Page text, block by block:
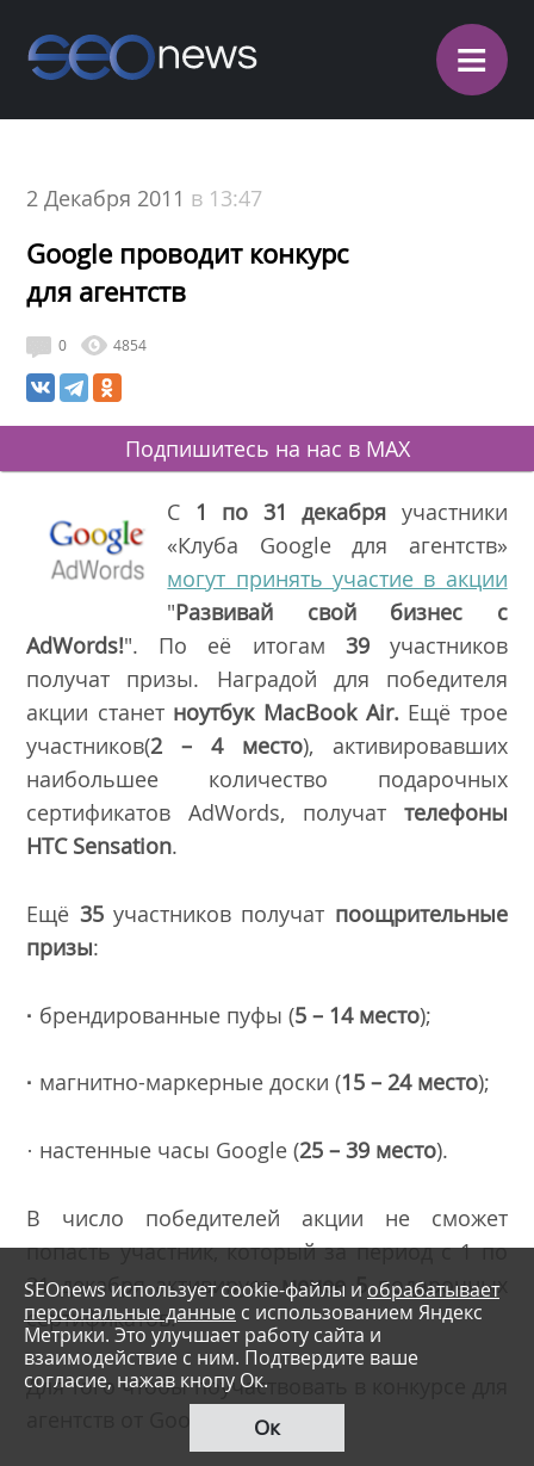
≡
2 Декабря 2011 в 13:47
Google проводит конкурс
для агентств
0 4854
Подпишитесь на нас в MAX
С 1 по 31 декабря участники
«Клуба Google для агентств»
могут принять участие в акции
"Развивай свой бизнес с
AdWords!". По её итогам 39участников
получат призы. Наградой для победителя
акции станет ноутбук MacBook Air. Ещё трое
участников(2 – 4 место), активировавших
наибольшее количество подарочных
сертификатов AdWords, получаттелефоны
HTC Sensation.
Ещё 35участников получат поощрительные
призы:
· брендированные пуфы (5 – 14 место);
· магнитно-маркерные доски (15 – 24 место);
· настенные часы Google (25 – 39 место).
В число победителей акции не сможет
попасть участник, который за период с 1 по
31 декабря активируетменее 5 подарочных
сертификатов.
Для того чтобы поучаствовать в конкурсе для
агентств от Google, надо:
SEOnews использует cookie-файлы и обрабатывает
персональные данные с использованием Яндекс
Метрики. Это улучшает работу сайта и
взаимодействие с ним. Подтвердите ваше
согласие, нажав кнопу Ок.
Ок